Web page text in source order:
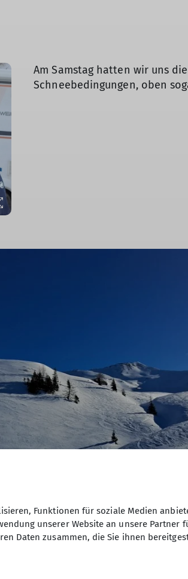
Am Samstag hatten wir uns
Schneebedingungen, oben
Funktionen für soziale Medien
unserer Website an unsere Partner
Daten zusammen, die Sie ihnen